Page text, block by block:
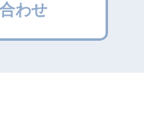
わせ